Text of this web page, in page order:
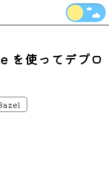
使ってデプロ